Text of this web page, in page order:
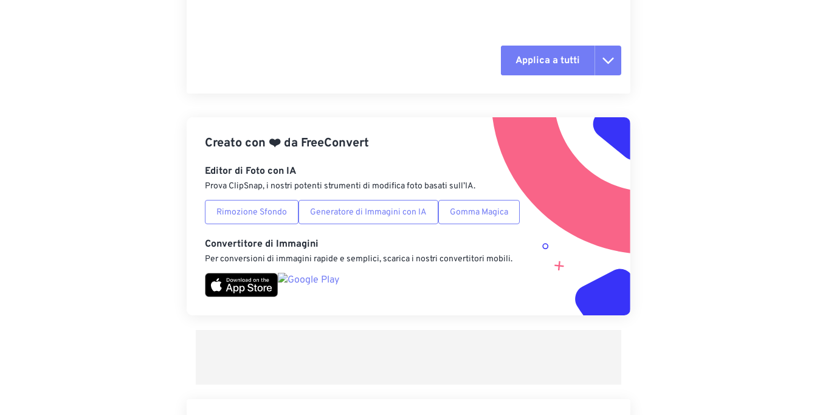
Applica a tutti
Applica da preimpostazione
Salva come predefinito
Creato con ❤️ da FreeConvert
Editor di Foto con IA
Prova ClipSnap, i nostri potenti strumenti di modifica foto basati sull’IA.
Rimozione Sfondo Generatore di Immagini con IA Gomma Magica
Convertitore di Immagini
Per conversioni di immagini rapide e semplici, scarica i nostri convertitori mobili.